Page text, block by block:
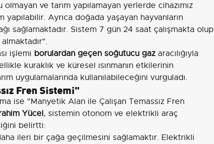
ve tarım yapılamayan yerlerde cihazımız
Ayrıca doğada yaşayan hayvanların
sağlamaktadır. Sistem 7 gün 24 saat çalışmakta olup
işlemi borulardan geçen soğutucu gaz aracılığıyla
kuraklık ve küresel ısınmanın etkilerinin
uygulamalarında kullanılabileceğini vurguladı.
Fren Sistemi"
ise "Manyetik Alan ile Çalışan Temassız Fren
Yücel, sistemin otonom ve elektrikli araç
belirtti:
ileri bir çağa geçilmesini sağlamaktır. Elektrikli